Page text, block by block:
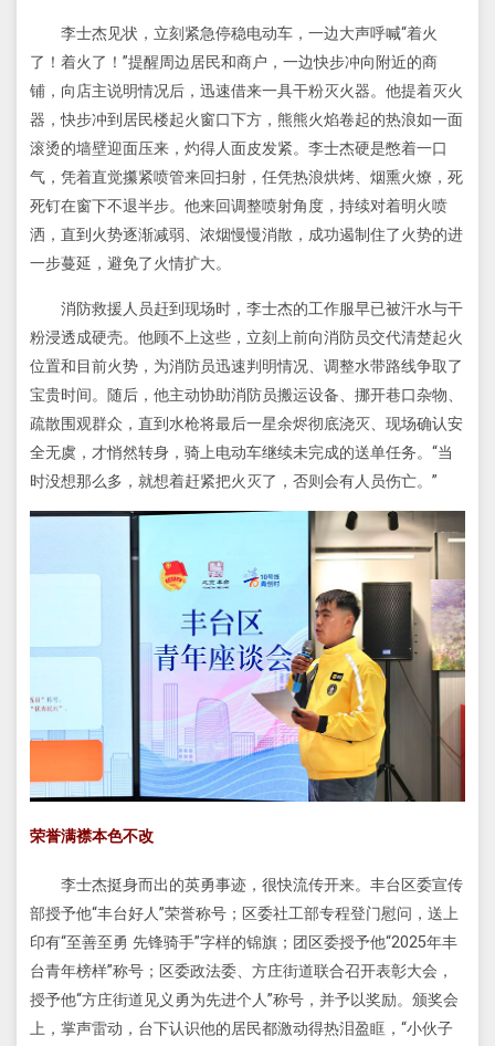
李士杰见状，立刻紧急停稳电动车，一边大声呼喊“着火
了！着火了！”提醒周边居民和商户，一边快步冲向附近的商
铺，向店主说明情况后，迅速借来一具干粉灭火器。他提着灭火
器，快步冲到居民楼起火窗口下方，熊熊火焰卷起的热浪如一面
滚烫的墙壁迎面压来，灼得人面皮发紧。李士杰硬是憋着一口
气，凭着直觉攥紧喷管来回扫射，任凭热浪烘烤、烟熏火燎，死
死钉在窗下不退半步。他来回调整喷射角度，持续对着明火喷
洒，直到火势逐渐减弱、浓烟慢慢消散，成功遏制住了火势的进
一步蔓延，避免了火情扩大。
消防救援人员赶到现场时，李士杰的工作服早已被汗水与干
粉浸透成硬壳。他顾不上这些，立刻上前向消防员交代清楚起火
位置和目前火势，为消防员迅速判明情况、调整水带路线争取了
宝贵时间。随后，他主动协助消防员搬运设备、挪开巷口杂物、
疏散围观群众，直到水枪将最后一星余烬彻底浇灭、现场确认安
全无虞，才悄然转身，骑上电动车继续未完成的送单任务。“当
时没想那么多，就想着赶紧把火灭了，否则会有人员伤亡。”
荣誉满襟本色不改
李士杰挺身而出的英勇事迹，很快流传开来。丰台区委宣传
部授予他“丰台好人”荣誉称号；区委社工部专程登门慰问，送上
印有“至善至勇 先锋骑手”字样的锦旗；团区委授予他“2025年丰
台青年榜样”称号；区委政法委、方庄街道联合召开表彰大会，
授予他“方庄街道见义勇为先进个人”称号，并予以奖励。颁奖会
上，掌声雷动，台下认识他的居民都激动得热泪盈眶，“小伙子